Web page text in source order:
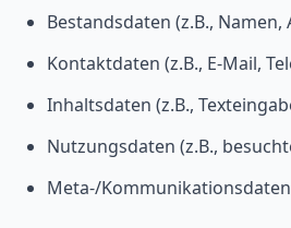
Bestandsdaten (z.B., Namen,
Kontaktdaten (z.B., E-Mail,
Inhaltsdaten (z.B.,
Nutzungsdaten (z.B.,
Meta-/